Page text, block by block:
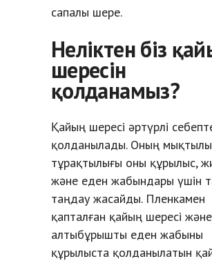
сапалы шере.
Неліктен біз
шересін
қолданамыз?
Қайың шересі әртүрлі
қолданылады. Оның
тұрақтылығы оны құрылыс,
және еден жабындары үшін
таңдау жасайды. Пленкамен
қапталған қайың шересі және
алтыбұрышты еден жабыны
құрылыста қолданылатын